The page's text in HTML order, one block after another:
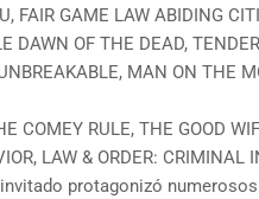
FAIR GAME LAW ABIDING
DAWN OF THE DEAD,
MAN ON THE
RULE, THE GOOD
LAW & ORDER: CRIMINAL
invitado protagonizó